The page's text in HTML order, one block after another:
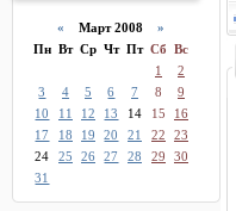
« Март 2008 »
Пн Вт Ср Чт Пт Сб Вс
1
2
3
4 5 6 7 8
9
10
11 12 13 14 15
16
17
18 19 20 21 22
23
24
25 26 27 28 29
30
31